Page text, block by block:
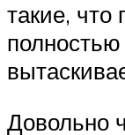
такие, что
полностью
Довольно